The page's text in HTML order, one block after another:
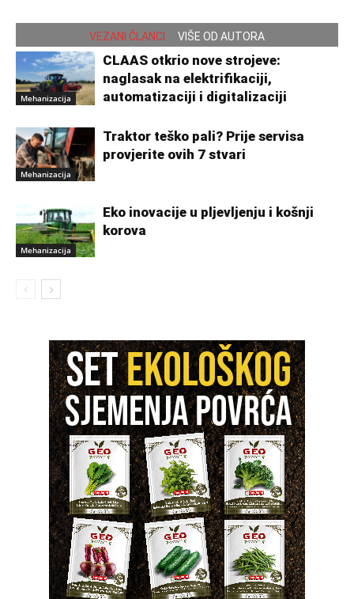
VEZANI ČLANCI VIŠE OD AUTORA
Mehanizacija
CLAAS otkrio nove strojeve:
naglasak na elektrifikaciji,
automatizaciji i digitalizaciji
Mehanizacija
Traktor teško pali? Prije servisa
provjerite ovih 7 stvari
Mehanizacija
Eko inovacije u pljevljenju i košnji
korova